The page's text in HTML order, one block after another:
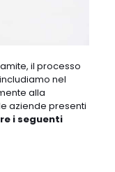
il processo
nel
alla
aziende presenti
i seguenti